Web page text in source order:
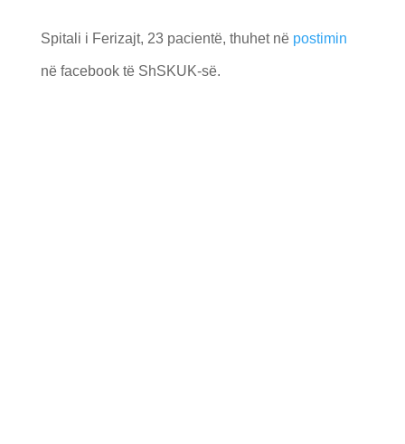
Spitali i Ferizajt, 23 pacientë, thuhet në postimin
në facebook të ShSKUK-së.